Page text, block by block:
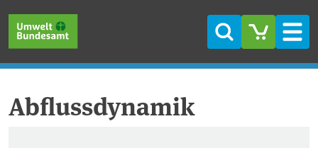
Suche
Abflussdynamik